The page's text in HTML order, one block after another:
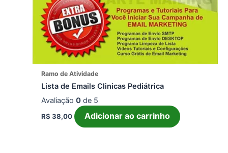
Ramo de Atividade
Lista de Emails Clinicas Pediátrica
Avaliação0 de 5
R$ 38,00 Adicionar ao carrinho